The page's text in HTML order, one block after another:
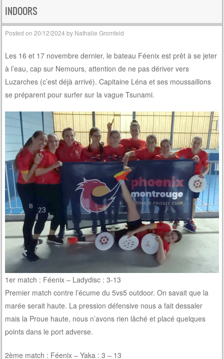
INDOORS
Posted on20/12/2024 by Nathalie Gromfeld
Les 16 et 17 novembre dernier, le bateau Féenix est prêt à se jeter
à l’eau, cap sur Nemours, attention de ne pas dériver vers
Luzarches (c’est déjà arrivé). Capitaine Léna et ses moussaillons
se préparent pour surfer sur la vague Tsunami.
1er match : Féenix – Ladydisc : 3-13
Premier match contre l’écume du 5vs5 outdoor. On savait que la
marée serait haute. La pression défensive nous a fait dessaler
mais la Proue haute, nous n’avons rien lâché et placé quelques
points dans le port adverse.
2ème match : Féenix – Yaka : 3 – 13